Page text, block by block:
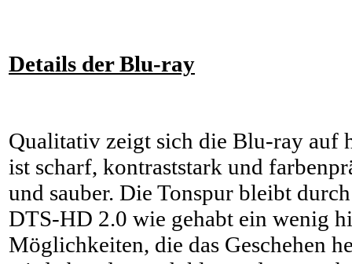
Details der Blu-ray
Qualitativ zeigt sich die Blu-ray auf
ist scharf, kontraststark und
und sauber. Die Tonspur bleibt
DTS-HD 2.0 wie gehabt ein wenig
Möglichkeiten, die das Geschehen